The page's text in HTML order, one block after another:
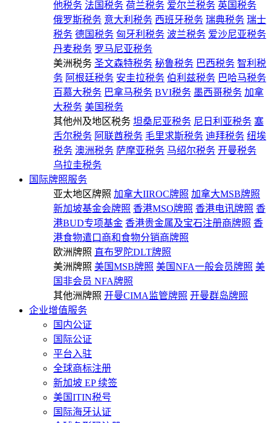
他税务 法国税务 荷兰税务 爱尔兰税务 英国税务
俄罗斯税务 意大利税务 西班牙税务 瑞典税务 瑞士
税务 德国税务 匈牙利税务 波兰税务 爱沙尼亚税务
丹麦税务 罗马尼亚税务
美洲税务 圣文森特税务 秘鲁税务 巴西税务 智利税
务 阿根廷税务 安圭拉税务 伯利兹税务 巴哈马税务
百慕大税务 巴拿马税务 BVI税务 墨西哥税务 加拿
大税务 美国税务
其他州及地区税务 坦桑尼亚税务 尼日利亚税务 塞
舌尔税务 阿联酋税务 毛里求斯税务 迪拜税务 纽埃
税务 澳洲税务 萨摩亚税务 马绍尔税务 开曼税务
乌拉圭税务
国际牌照服务
亚太地区牌照 加拿大IIROC牌照 加拿大MSB牌照
新加坡基金会牌照 香港MSO牌照 香港电讯牌照 香
港BUD专项基金 香港贵金属及宝石注册商牌照 香
港食物遣口商和食物分销商牌照
欧洲牌照 直布罗陀DLT牌照
美洲牌照 美国MSB牌照 美国NFA一般会员牌照 美
国非会员 NFA牌照
其他洲牌照 开曼CIMA监管牌照 开曼群岛牌照
企业增值服务
国内公证
国际公证
平台入驻
全球商标注册
新加坡 EP 续签
美国ITIN税号
国际海牙认证